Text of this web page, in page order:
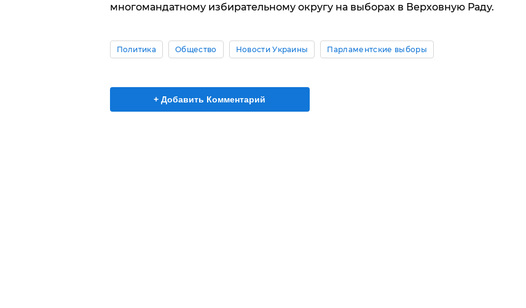
многомандатному избирательному округу на выборах в Верховную Раду.
Политика Общество Новости Украины Парламентские выборы
+ Добавить Комментарий